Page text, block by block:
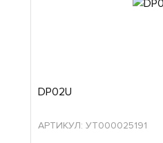
DP02U
АРТИКУЛ: УТ000025191